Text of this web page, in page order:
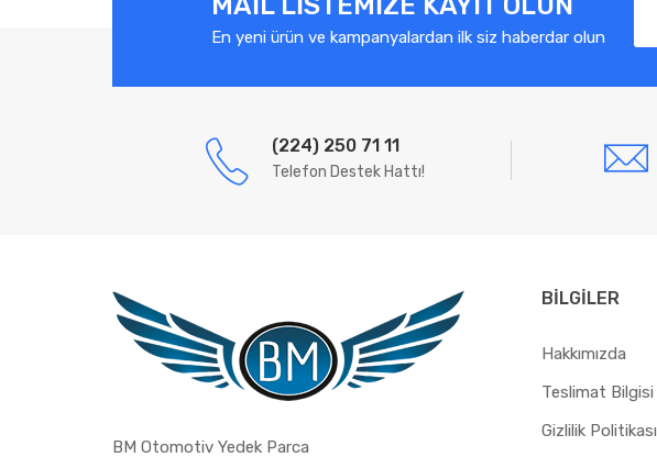
En yeni ürün ve kampanyalardan ilk siz haberdar olun
(224) 250 71 11
Telefon Destek Hattı!
BM Otomotiv Yedek Parca
BILGILER
Hakkımızda
Teslimat Bilgisi
Gizlilik Politikası